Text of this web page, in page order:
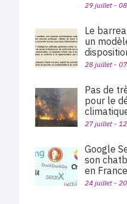
29 juillet -
Le
un
28 juillet -
Pas de
pour le
27 juillet -
Google
son
en France
24 juillet -